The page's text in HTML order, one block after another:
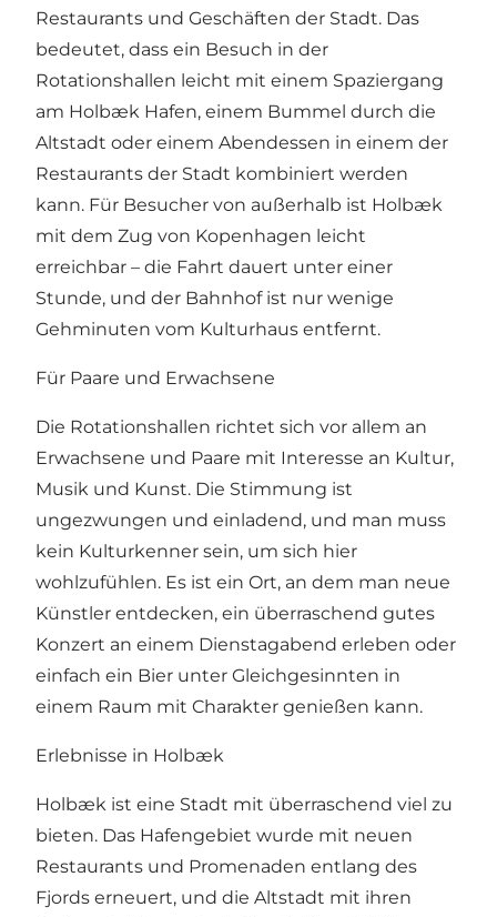
Restaurants und Geschäften der Stadt. Das
bedeutet, dass ein Besuch in der
Rotationshallen leicht mit einem Spaziergang
am Holbæk Hafen, einem Bummel durch die
Altstadt oder einem Abendessen in einem der
Restaurants der Stadt kombiniert werden
kann. Für Besucher von außerhalb ist Holbæk
mit dem Zug von Kopenhagen leicht
erreichbar – die Fahrt dauert unter einer
Stunde, und der Bahnhof ist nur wenige
Gehminuten vom Kulturhaus entfernt.
Für Paare und Erwachsene
Die Rotationshallen richtet sich vor allem an
Erwachsene und Paare mit Interesse an Kultur,
Musik und Kunst. Die Stimmung ist
ungezwungen und einladend, und man muss
kein Kulturkenner sein, um sich hier
wohlzufühlen. Es ist ein Ort, an dem man neue
Künstler entdecken, ein überraschend gutes
Konzert an einem Dienstagabend erleben oder
einfach ein Bier unter Gleichgesinnten in
einem Raum mit Charakter genießen kann.
Erlebnisse in Holbæk
Holbæk ist eine Stadt mit überraschend viel zu
bieten. Das Hafengebiet wurde mit neuen
Restaurants und Promenaden entlang des
Fjords erneuert, und die Altstadt mit ihren